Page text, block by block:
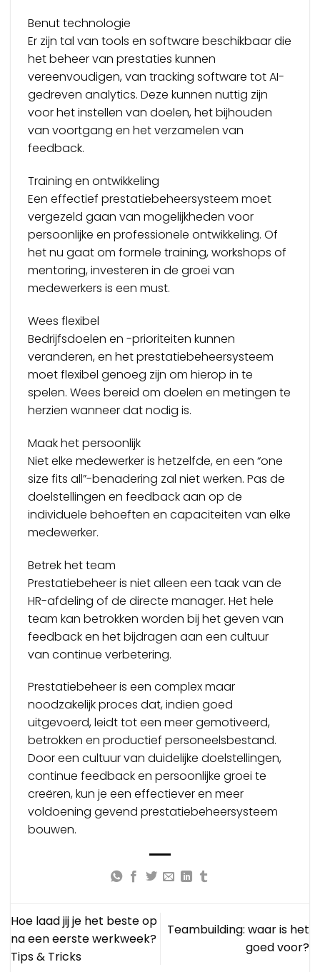
Benut technologie
Er zijn tal van tools en software beschikbaar die
het beheer van prestaties kunnen
vereenvoudigen, van tracking software tot AI-
gedreven analytics. Deze kunnen nuttig zijn
voor het instellen van doelen, het bijhouden
van voortgang en het verzamelen van
feedback.
Training en ontwikkeling
Een effectief prestatiebeheersysteem moet
vergezeld gaan van mogelijkheden voor
persoonlijke en professionele ontwikkeling. Of
het nu gaat om formele training, workshops of
mentoring, investeren in de groei van
medewerkers is een must.
Wees flexibel
Bedrijfsdoelen en -prioriteiten kunnen
veranderen, en het prestatiebeheersysteem
moet flexibel genoeg zijn om hierop in te
spelen. Wees bereid om doelen en metingen te
herzien wanneer dat nodig is.
Maak het persoonlijk
Niet elke medewerker is hetzelfde, en een “one
size fits all”-benadering zal niet werken. Pas de
doelstellingen en feedback aan op de
individuele behoeften en capaciteiten van elke
medewerker.
Betrek het team
Prestatiebeheer is niet alleen een taak van de
HR-afdeling of de directe manager. Het hele
team kan betrokken worden bij het geven van
feedback en het bijdragen aan een cultuur
van continue verbetering.
Prestatiebeheer is een complex maar
noodzakelijk proces dat, indien goed
uitgevoerd, leidt tot een meer gemotiveerd,
betrokken en productief personeelsbestand.
Door een cultuur van duidelijke doelstellingen,
continue feedback en persoonlijke groei te
creëren, kun je een effectiever en meer
voldoening gevend prestatiebeheersysteem
bouwen.
Hoe laad jij je het beste op
na een eerste werkweek?
Tips & Tricks
Teambuilding: waar is het
goed voor?